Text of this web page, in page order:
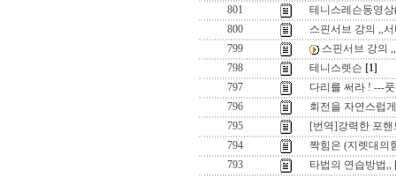
801
테니스레슨동영
800
스핀서브 강의 ,,
799
스핀서브 강의
798
테니스렛슨 [1]
797
다리를 써라 ! ---
796
회전을 자연스럽
795
[번역]강력한 포핸
794
짝힘은 (지렛대의
793
타법의 연습방법,,